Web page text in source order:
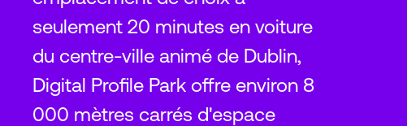
seulement 20 minutes en voiture
du centre-ville animé de Dublin,
Digital Profile Park offre environ 8
000 mètres carrés d'espace